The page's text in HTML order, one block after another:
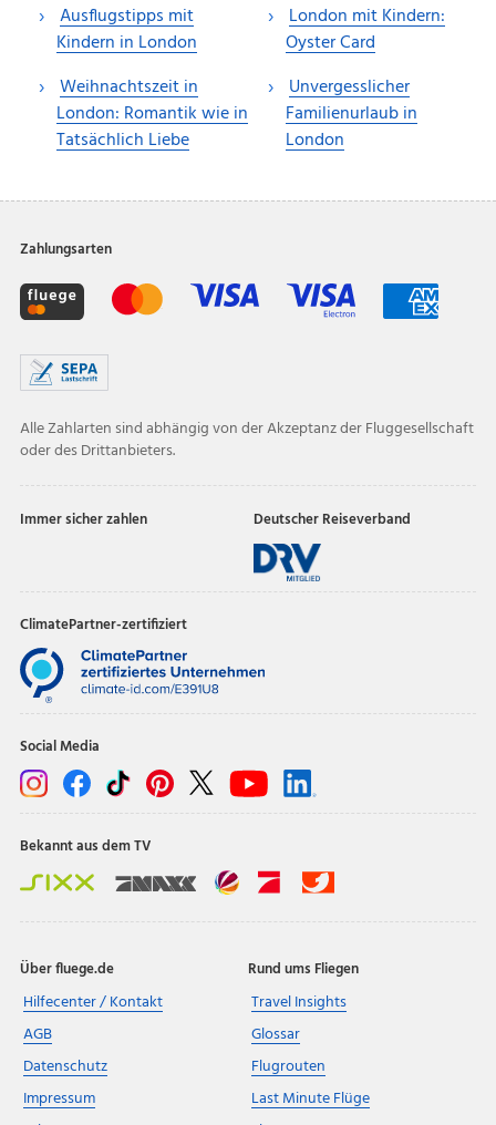
Ausflugstipps mit
Kindern in London
Weihnachtszeit in
London: Romantik wie in
Tatsächlich Liebe
London mit Kindern:
Oyster Card
Unvergesslicher
Familienurlaub in
London